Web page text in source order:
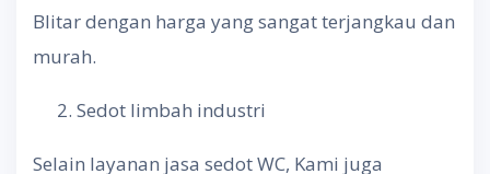
Blitar dengan harga yang sangat terjangkau dan
murah.
Sedot limbah industri
Selain layanan jasa sedot WC, Kami juga